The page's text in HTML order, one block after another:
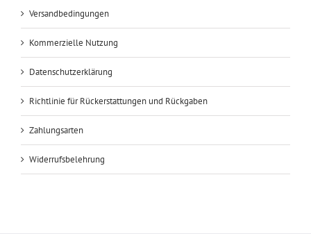
Versandbedingungen
Kommerzielle Nutzung
Datenschutzerklärung
Richtlinie für Rückerstattungen und Rückgaben
Zahlungsarten
Widerrufsbelehrung